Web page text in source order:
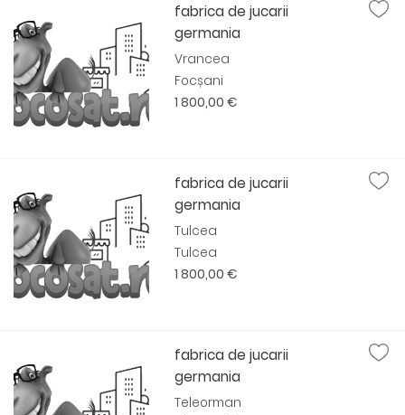
fabrica de jucarii
germania
Vrancea
Focșani
1 800,00 €
fabrica de jucarii
germania
Tulcea
Tulcea
1 800,00 €
fabrica de jucarii
germania
Teleorman